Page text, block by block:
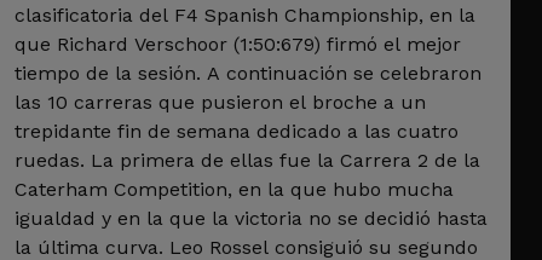
clasificatoria del F4 Spanish Championship, en la
que Richard Verschoor (1:50:679) firmó el mejor
tiempo de la sesión. A continuación se celebraron
las 10 carreras que pusieron el broche a un
trepidante fin de semana dedicado a las cuatro
ruedas. La primera de ellas fue la Carrera 2 de la
Caterham Competition, en la que hubo mucha
igualdad y en la que la victoria no se decidió hasta
la última curva. Leo Rossel consiguió su segundo